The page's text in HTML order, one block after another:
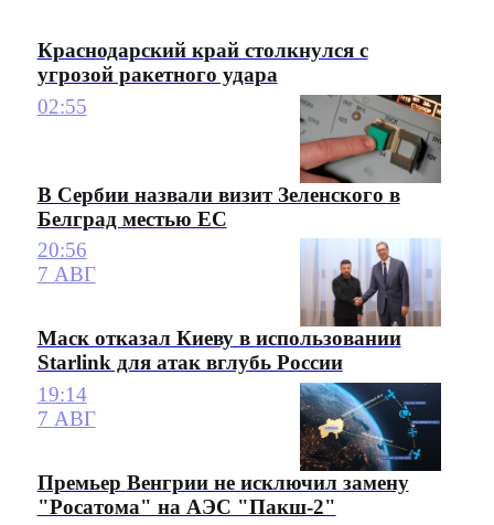
Краснодарский край столкнулся с
угрозой ракетного удара
02:55
В Сербии назвали визит Зеленского в
Белград местью ЕС
20:56
7 АВГ
Маск отказал Киеву в использовании
Starlink для атак вглубь России
19:14
7 АВГ
Премьер Венгрии не исключил замену
"Росатома" на АЭС "Пакш-2"